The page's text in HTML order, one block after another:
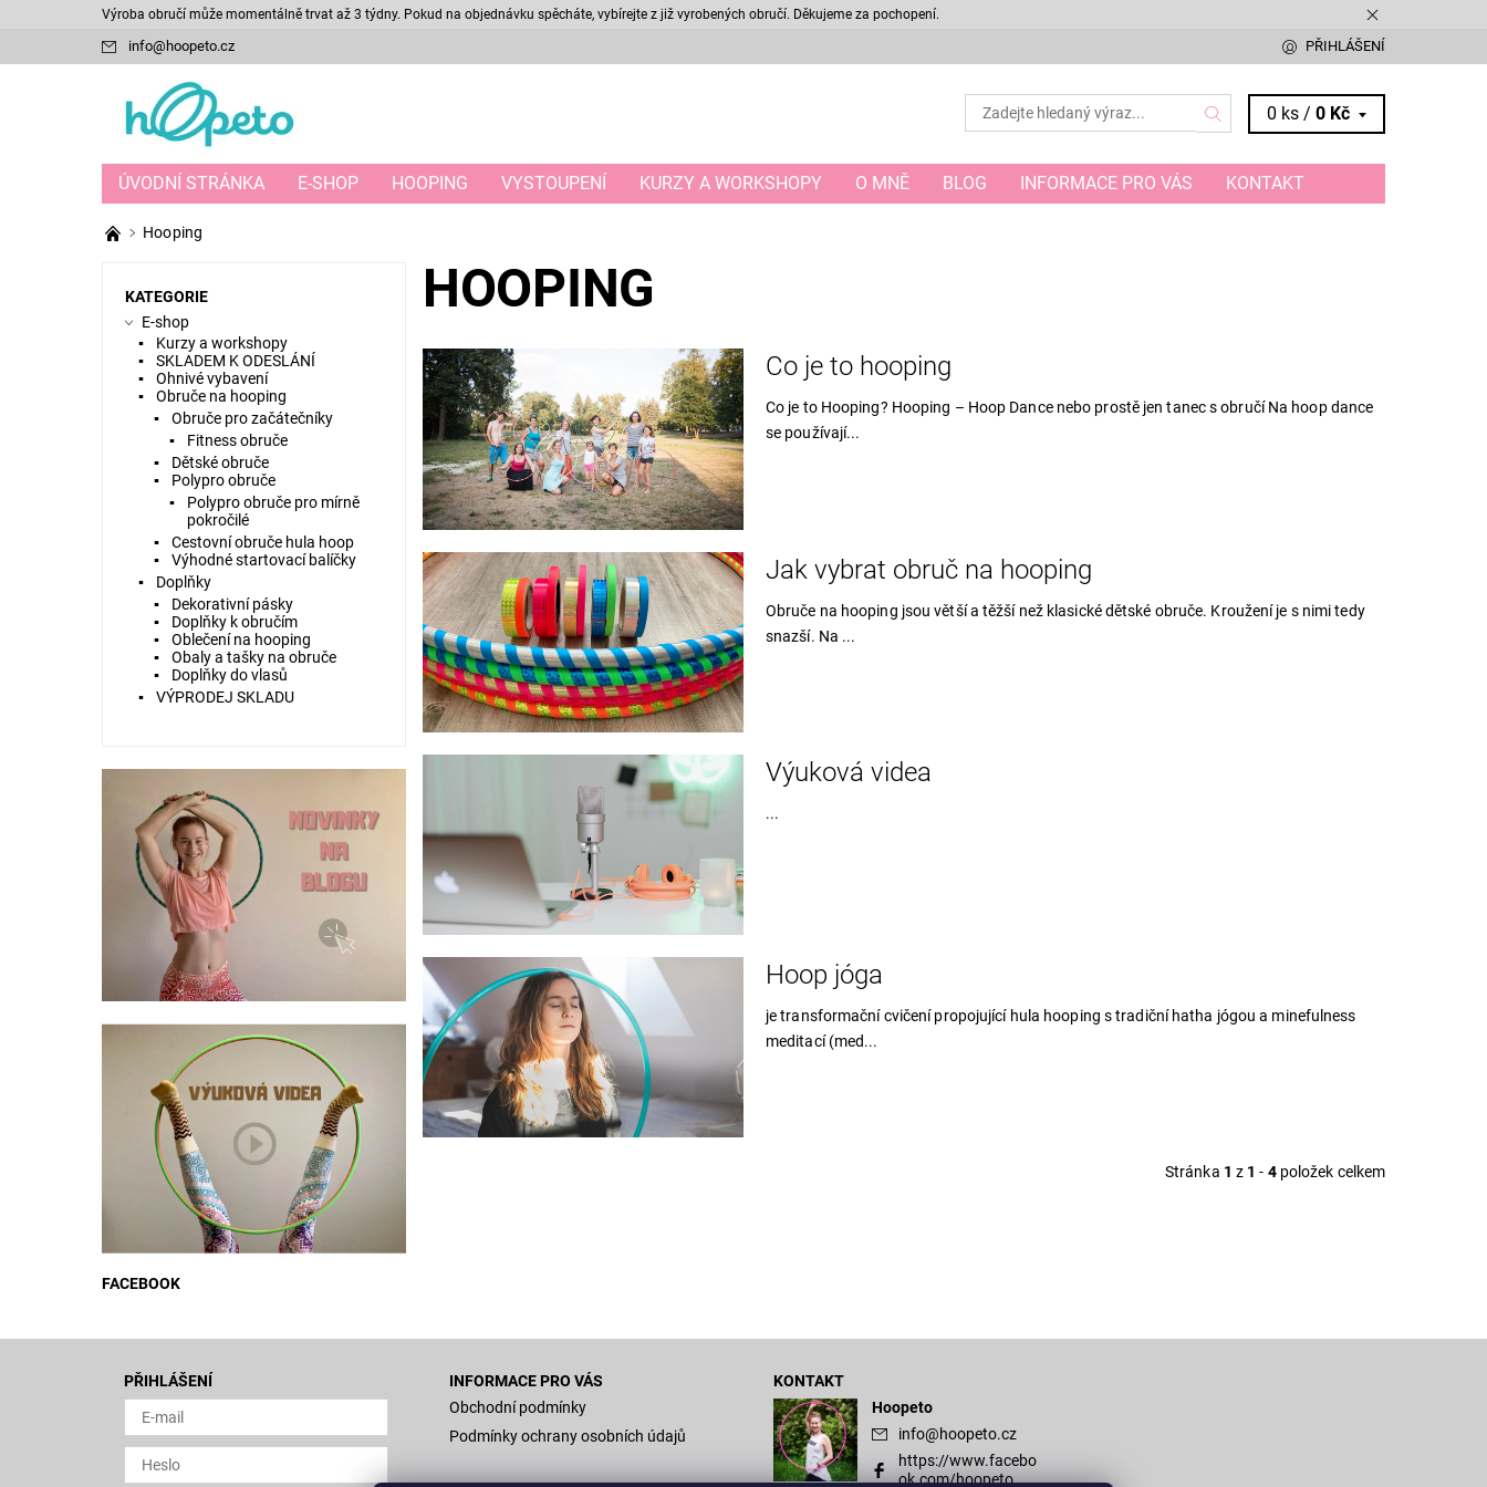
Výroba obručí může momentálně trvat až 3 týdny. Pokud na objednávku spěcháte, vybírejte z již vyrobených obručí. Děkujeme za pochopení.
info@ hoopeto.cz PŘIHLÁŠENÍ
0 ks /0 Kč
ÚVODNÍ STRÁNKA E-SHOP HOOPING VYSTOUPENÍ KURZY A WORKSHOPY O MNĚ BLOG INFORMACE PRO VÁS KONTAKT
Hooping
HOOPING
Co je to hooping
Co je to Hooping? Hooping – Hoop Dance nebo prostě jen tanec s obručí Na hoop dance
se používají...
Jak vybrat obruč na hooping
Obruče na hooping jsou větší a těžší než klasické dětské obruče. Kroužení je s nimi tedy
snazší. Na ...
Výuková videa
...
Hoop jóga
je transformační cvičení propojující hula hooping s tradiční hatha jógou a minefulness
meditací (med...
Stránka 1 z 1 - 4položek celkem
KATEGORIE
E-shop
Kurzy a workshopy
SKLADEM K ODESLÁNÍ
Ohnivé vybavení
Obruče na hooping
Obruče pro začátečníky
Fitness obruče
Dětské obruče
Polypro obruče
Polypro obruče pro mírně
pokročilé
Cestovní obruče hula hoop
Výhodné startovací balíčky
Doplňky
Dekorativní pásky
Doplňky k obručím
Oblečení na hooping
Obaly a tašky na obruče
Doplňky do vlasů
VÝPRODEJ SKLADU
FACEBOOK
PŘIHLÁŠENÍ
INFORMACE PRO VÁS
Obchodní podmínky
Podmínky ochrany osobních údajů
KONTAKT
Hoopeto
info@hoopeto.cz
https://www.facebo
ok.com/hoopeto